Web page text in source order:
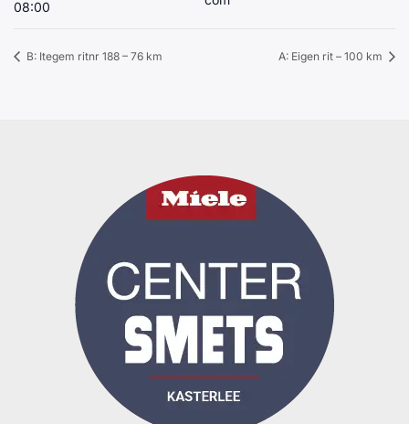
08:00
B: Itegem ritnr 188 – 76 km A: Eigen rit – 100 km